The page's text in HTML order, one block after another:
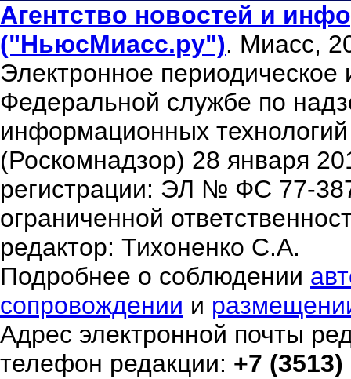
Агентство новостей и
("НьюсМиасс.ру"). Миасс,
Электронное периодическое
Федеральной службе по
информационных
(Роскомнадзор) 28 января
регистрации: ЭЛ № ФС 77-
ограниченной
редактор: Тихоненко С.А.
Подробнее о соблюдении
сопровождении и
Адрес электронной почты
телефон редакции: +7